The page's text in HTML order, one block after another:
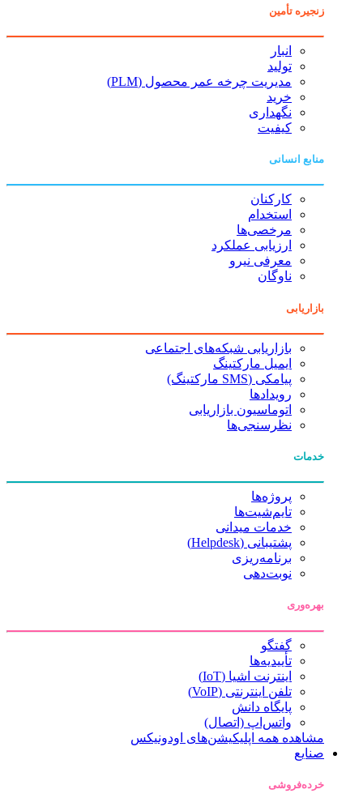
زنجیره تأمین
انبار
تولید
مدیریت چرخه عمر محصول (PLM)
خرید
نگهداری
کیفیت
منابع انسانی
کارکنان
استخدام
مرخصی‌ها
ارزیابی عملکرد
معرفی نیرو
ناوگان
بازاریابی
بازاریابی شبکه‌های اجتماعی
ایمیل مارکتینگ
پیامکی (SMS مارکتینگ)
رویدادها
اتوماسیون بازاریابی
نظرسنجی‌ها
خدمات
پروژه‌ها
تایم‌شیت‌ها
خدمات میدانی
پشتیبانی (Helpdesk)
برنامه‌ریزی
نوبت‌دهی
بهره‌وری
گفتگو
تأییدیه‌ها
اینترنت اشیا (IoT)
تلفن اینترنتی (VoIP)
پایگاه دانش
واتس‌اپ (اتصال)
مشاهده همه اپلیکیشن‌های اودونیکس
صنایع
خرده‌فروشی